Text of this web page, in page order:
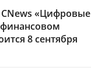
«Цифровые
8 сентября